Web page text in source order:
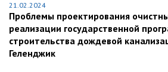
21.02.2024
Проблемы проектирования
реализации государственной
строительства дождевой
Геленджик